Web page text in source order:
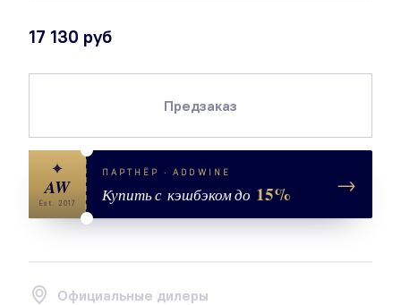
17 130 руб
Предзаказ
✦
AW
Est. 2017
ПАРТНЁР · ADDWINE
Купить с кэшбэком до 15% →
Официальные дилеры